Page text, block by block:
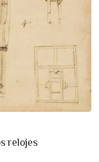
relojes